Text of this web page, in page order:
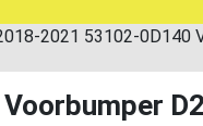
2021 53102-0D140